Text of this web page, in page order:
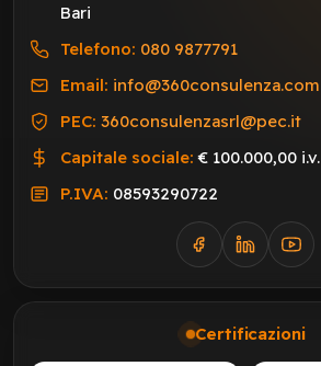
Bari
Telefono: 080 9877791
Email: info@360consulenza.com
PEC: 360consulenzasrl@pec.it
Capitale sociale: € 100.000,00 i.v.
P.IVA: 08593290722
Certificazioni